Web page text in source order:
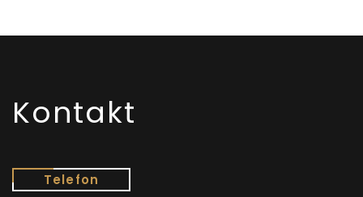
Kontakt
Telefon